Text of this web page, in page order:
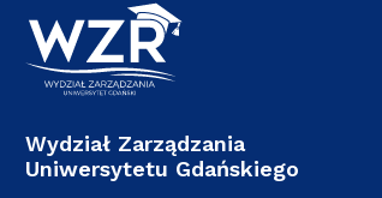
Wydział Zarządzania
Uniwersytetu Gdańskiego